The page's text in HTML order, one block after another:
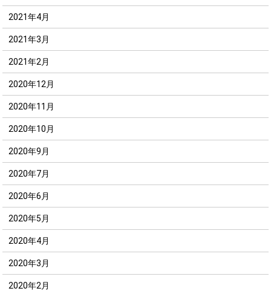
2021年4月
2021年3月
2021年2月
2020年12月
2020年11月
2020年10月
2020年9月
2020年7月
2020年6月
2020年5月
2020年4月
2020年3月
2020年2月